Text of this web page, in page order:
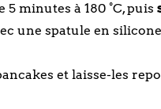
5 minutes à 180 °C, puis
une spatule en
et laisse-les